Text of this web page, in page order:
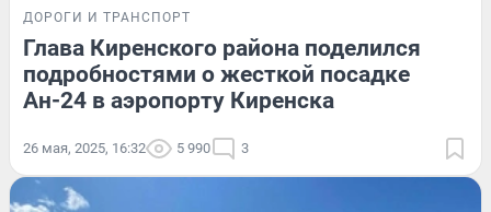
ДОРОГИ И ТРАНСПОРТ
Глава Киренского района поделился
подробностями о жесткой посадке
Ан-24 в аэропорту Киренска
26 мая, 2025, 16:32 5 990 3